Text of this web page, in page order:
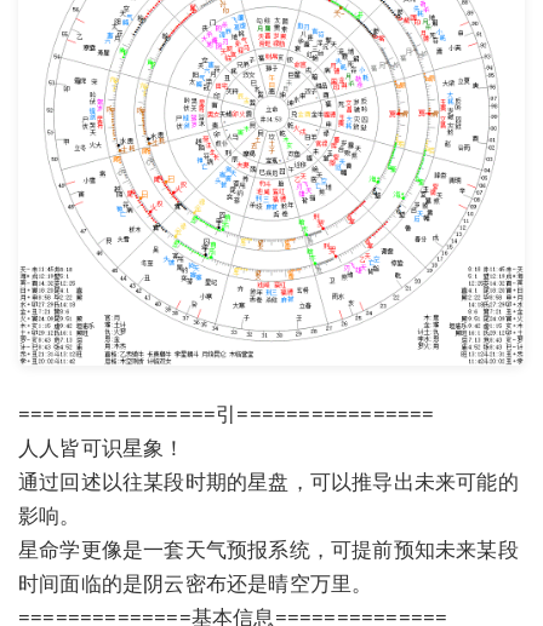
================引================
人人皆可识星象！
通过回述以往某段时期的星盘，可以推导出未来可能的
影响。
星命学更像是一套天气预报系统，可提前预知未来某段
时间面临的是阴云密布还是晴空万里。
==============基本信息==============